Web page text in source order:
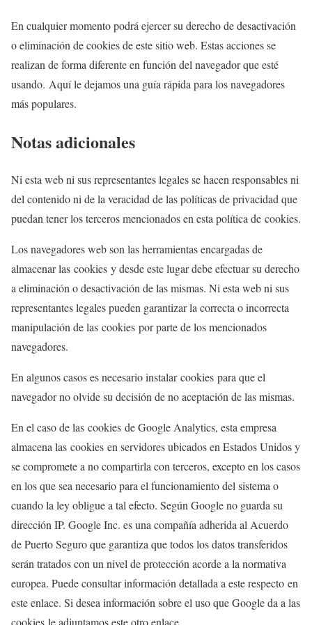
En cualquier momento podrá ejercer su derecho de desactivación
o eliminación de cookies de este sitio web. Estas acciones se
realizan de forma diferente en función del navegador que esté
usando. Aquí le dejamos una guía rápida para los navegadores
más populares.
Notas adicionales
Ni esta web ni sus representantes legales se hacen responsables ni
del contenido ni de la veracidad de las políticas de privacidad que
puedan tener los terceros mencionados en esta política de cookies.
Los navegadores web son las herramientas encargadas de
almacenar las cookies y desde este lugar debe efectuar su derecho
a eliminación o desactivación de las mismas. Ni esta web ni sus
representantes legales pueden garantizar la correcta o incorrecta
manipulación de las cookies por parte de los mencionados
navegadores.
En algunos casos es necesario instalar cookies para que el
navegador no olvide su decisión de no aceptación de las mismas.
En el caso de las cookies de Google Analytics, esta empresa
almacena las cookies en servidores ubicados en Estados Unidos y
se compromete a no compartirla con terceros, excepto en los casos
en los que sea necesario para el funcionamiento del sistema o
cuando la ley obligue a tal efecto. Según Google no guarda su
dirección IP. Google Inc. es una compañía adherida al Acuerdo
de Puerto Seguro que garantiza que todos los datos transferidos
serán tratados con un nivel de protección acorde a la normativa
europea. Puede consultar información detallada a este respecto en
este enlace. Si desea información sobre el uso que Google da a las